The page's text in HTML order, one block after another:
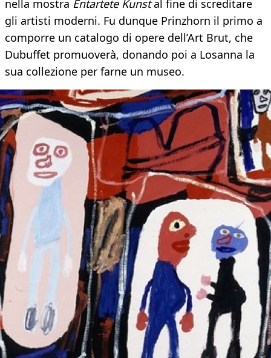
nella mostra Entartete Kunstal fine di screditare
gli artisti moderni. Fu dunque Prinzhorn il primo a
comporre un catalogo di opere dell’Art Brut, che
Dubuffet promuoverà, donando poi a Losanna la
sua collezione per farne un museo.